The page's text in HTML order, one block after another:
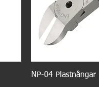
NP-04 Plastnångar